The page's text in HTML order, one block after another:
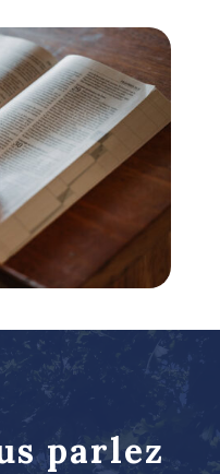
parlez